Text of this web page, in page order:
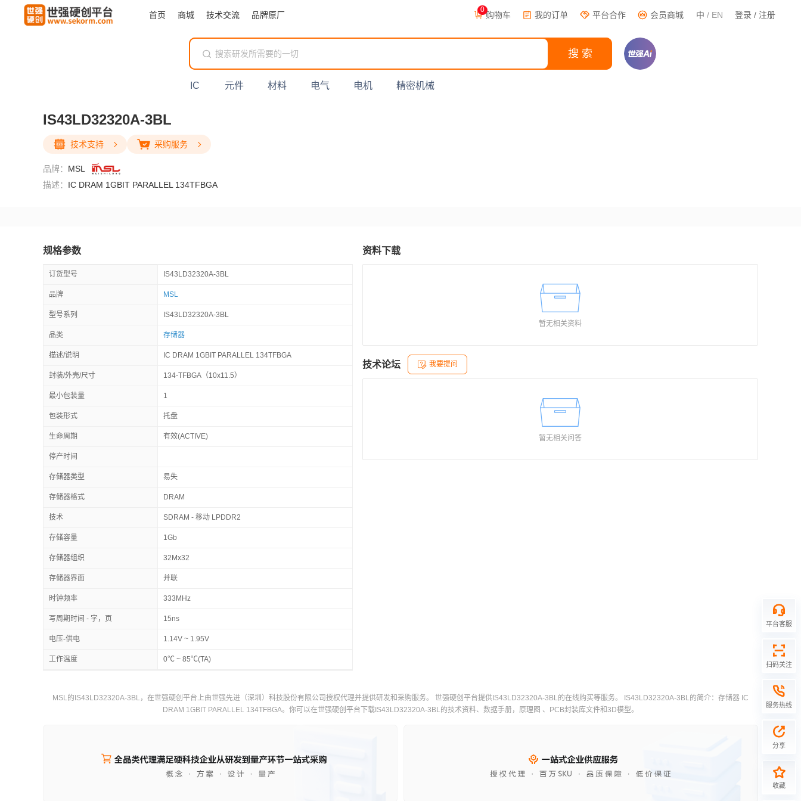
首页 商城 技术交流 品牌原厂
0
购物车 我的订单 平台合作 会员商城 中 / EN 登录 / 注册
IC 元件 材料 电气 电机 精密机械
IS43LD32320A-3BL
技术支持 采购服务
品牌： MSL
描述： IC DRAM 1GBIT PARALLEL 134TFBGA
规格参数
订货型号 IS43LD32320A-3BL
品牌 MSL
型号系列 IS43LD32320A-3BL
品类 存储器
描述/说明 IC DRAM 1GBIT PARALLEL 134TFBGA
封装/外壳/尺寸 134-TFBGA（10x11.5）
最小包装量 1
包装形式 托盘
生命周期 有效(ACTIVE)
停产时间
存储器类型 易失
存储器格式 DRAM
技术 SDRAM - 移动 LPDDR2
存储容量 1Gb
存储器组织 32Mx32
存储器界面 并联
时钟频率 333MHz
写周期时间 - 字，页 15ns
电压-供电 1.14V ~ 1.95V
工作温度 0℃ ~ 85℃(TA)
资料下载
暂无相关资料
技术论坛 我要提问
暂无相关问答
MSL的IS43LD32320A-3BL，在世强硬创平台上由世强先进（深圳）科技股份有限公司授权代理并提供研发和采购服务。 世强硬创平台提供IS43LD32320A-3BL的在线购买等服务。 IS43LD32320A-3BL的简介：存储器 IC
DRAM 1GBIT PARALLEL 134TFBGA。你可以在世强硬创平台下载IS43LD32320A-3BL的技术资料、数据手册，原理图 、PCB封装库文件和3D模型。
平台客服
扫码关注
服务热线
分享
收藏